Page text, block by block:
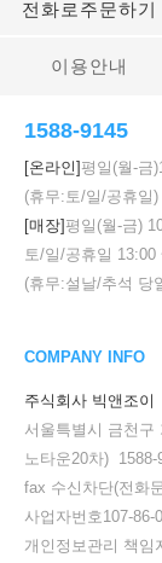
전화로주문하기
이용안내
1588-9145
[온라인] 평일(월-금)
(휴무:토/일/공휴일)
[매장] 평일(월-금)
토/일/공휴일 13:00
(휴무:설날/추석 당
COMPANY INFO
주식회사 빅앤조이
서울특별시 금천구
노타운20차) 1588-
fax 수신차단(전화
사업자번호107-86-
개인정보관리 책임